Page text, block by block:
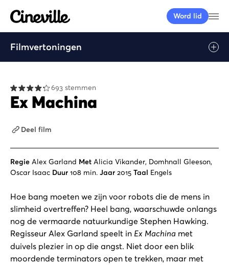
Cineville Logo
Word lid
Filmvertoningen
693 stemmen
Ex Machina
Deel film
Regie Alex Garland Met Alicia Vikander, Domhnall Gleeson,
Oscar Isaac Duur 108 min. Jaar 2015 Taal Engels
Hoe bang moeten we zijn voor robots die de mens in
slimheid overtreffen? Heel bang, waarschuwde onlangs
nog de vermaarde natuurkundige Stephen Hawking.
Regisseur Alex Garland speelt in Ex Machina met
duivels plezier in op die angst. Niet door een blik
moordende terminators open te trekken, maar met